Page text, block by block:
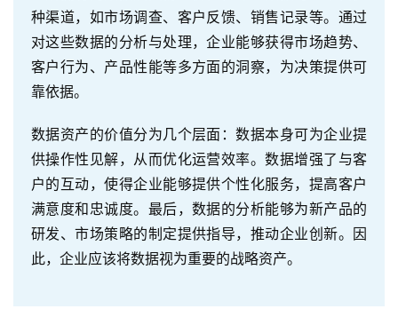
种渠道，如市场调查、客户反馈、销售记录等。通过
对这些数据的分析与处理，企业能够获得市场趋势、
客户行为、产品性能等多方面的洞察，为决策提供可
靠依据。
数据资产的价值分为几个层面：数据本身可为企业提
供操作性见解，从而优化运营效率。数据增强了与客
户的互动，使得企业能够提供个性化服务，提高客户
满意度和忠诚度。最后，数据的分析能够为新产品的
研发、市场策略的制定提供指导，推动企业创新。因
此，企业应该将数据视为重要的战略资产。